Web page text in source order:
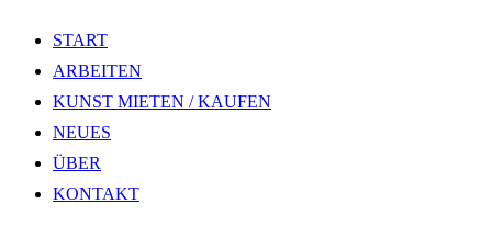
START
ARBEITEN
KUNST MIETEN / KAUFEN
NEUES
ÜBER
KONTAKT